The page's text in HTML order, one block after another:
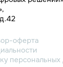
оферта
персональных